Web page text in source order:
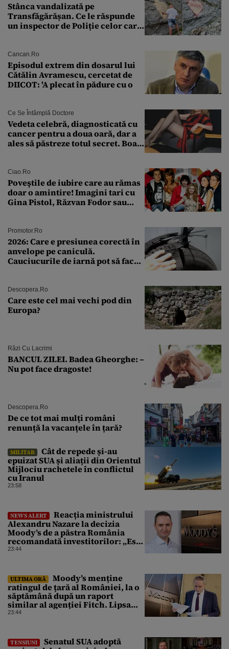
Stânca vandalizată pe
Transfăgărășan. Ce le răspunde
un inspector de Poliție celor care
Cancan.ro
Episodul extrem din dosarul lui
Cătălin Avramescu, cercetat de
DIICOT: 'A plecat în pădure cu o
Ce Se Întâmplă Doctore
Vedeta celebră, diagnosticată cu
cancer pentru a doua oară, dar a
ales să păstreze totul secret. Boala
Ciao.ro
Poveştile de iubire care au rămas
doar o amintire! Imagini tari cu
Gina Pistol, Răzvan Fodor sau
Promotor.ro
2026: Care e presiunea corectă în
anvelope pe caniculă.
Cauciucurile de iarnă pot să facă
Descopera.ro
Care este cel mai vechi pod din
Europa?
Râzi Cu Lacrimi
BANCUL ZILEI. Badea Gheorghe: –
Nu pot face dragoste!
Descopera.ro
De ce tot mai mulți români
renunță la vacanțele în țară?
MILITAR
Cât de repede și-au
epuizat SUA și aliații din Orientul
Mijlociu rachetele în conflictul
cu Iranul
23:58
NEWS ALERT
Reacția ministrului
Alexandru Nazare la decizia
Moody’s de a păstra România
recomandată investitorilor: „Este
un răgaz, dar în niciun caz un
23:44
ULTIMA ORĂ
Moody’s menține
ratingul de țară al României, la o
săptămână după un raport
similar al agenției Fitch. Lipsa
unui guvern cu puteri depline,
23:44
TENSIUNI
Senatul SUA adoptă